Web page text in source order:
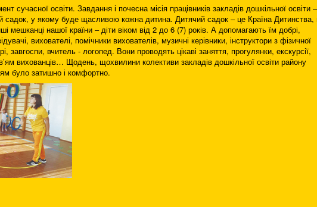
сучасної освіти. Завдання і почесна місія працівників закладів дошкільної освіти –
садок, у якому буде щасливою кожна дитина. Дитячий садок – це Країна Дитинства,
мешканці нашої країни – діти віком від 2 до 6 (7) років. А допомагають їм добрі,
вихователі, помічники вихователів, музичні керівники, інструктори з фізичної
завгоспи, вчитель - логопед. Вони проводять цікаві заняття, прогулянки, екскурсії,
вихованців… Щодень, щохвилини колективи закладів дошкільної освіти району
було затишно і комфортно.